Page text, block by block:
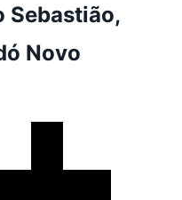
Sebastião,
Novo